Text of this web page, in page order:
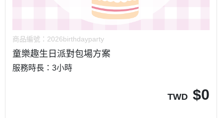
商品編號： 2026birthdayparty
童樂趣生日派對包場方案
服務時長：3小時
TWD $0